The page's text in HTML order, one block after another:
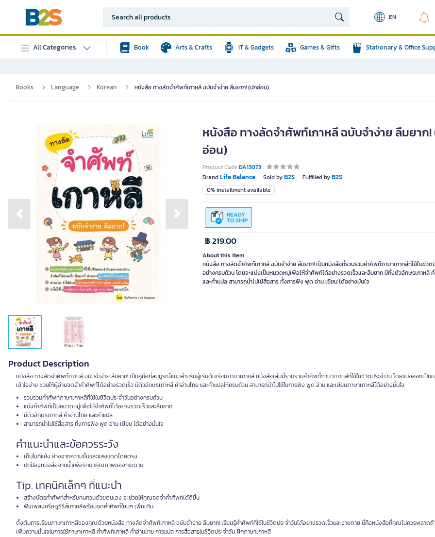
EN
All Categories Book Arts & Crafts IT & Gadgets Games & Gifts Stationary & Office
Books Language Korean หนังสือ ทางลัดจำศัพท์เกาหลี ฉบับจำง่าย ลืมยาก! (ปกอ่อน)
Previous slide Next slide
หนังสือ ทางลัดจำศัพท์เกาหลี ฉบับจำง่าย ลืมยาก
อ่อน)
Product CodeDA13073
BrandLife Balance Sold byB2S Fulfilled byB2S
0% installment available
READY
TO SHIP
฿ 219.00
About this item
หนังสือ ทางลัดจำศัพท์เกาหลี ฉบับจำง่าย ลืมยาก! เป็นหนังสือที่รวบรวมคำศัพท์ภาษาเกาหลีที่ใช้ในชีวิต
อย่างครบถ้วน โดยจะแบ่งเป็นหมวดหมู่เพื่อให้จำศัพท์ได้อย่างรวดเร็วและลืมยาก มีทั้งตัวอักษรเกาหลี ค
และคำแปล สามารถนำไปใช้สื่อสาร ทั้งการฟัง พูด อ่าน เขียน ได้อย่างมั่นใจ
Product Description
หนังสือ ทางลัดจำศัพท์เกาหลี ฉบับจำง่าย ลืมยาก! เป็นคู่มือที่สมบูรณ์แบบสำหรับผู้เริ่มต้นเรียนภาษาเกาหลี หนังสือเล่มนี้รวบรวมคำศัพท์ภาษาเกาหลีที่ใช้ในชีวิตประจำวัน โดยแบ่งออกเป็น
เข้าใจง่าย ช่วยให้ผู้อ่านจดจำคำศัพท์ได้อย่างรวดเร็ว มีตัวอักษรเกาหลี คำอ่านไทย และคำแปลให้ครบถ้วน สามารถนำไปใช้ในการฟัง พูด อ่าน และเขียนภาษาเกาหลีได้อย่างมั่นใจ
รวบรวมคำศัพท์ภาษาเกาหลีที่ใช้ในชีวิตประจำวันอย่างครบถ้วน
แบ่งคำศัพท์เป็นหมวดหมู่เพื่อให้จำศัพท์ได้อย่างรวดเร็วและลืมยาก
มีตัวอักษรเกาหลี คำอ่านไทย และคำแปล
สามารถนำไปใช้สื่อสาร ทั้งการฟัง พูด อ่าน เขียน ได้อย่างมั่นใจ
คำแนะนำและข้อควรระวัง
เก็บในที่แห้ง ห่างจากความชื้นและแสงแดดโดยตรง
ปกป้องหนังสือจากน้ำเพื่อรักษาคุณภาพของกระดาษ
Tip. เทคนิคเล็กๆ ที่แนะนำ
สร้างบัตรคำศัพท์สำหรับทบทวนด้วยตนเอง จะช่วยให้คุณจดจำคำศัพท์ได้ดีขึ้น
ฟังเพลงหรือดูซีรีส์เกาหลีพร้อมจดคำศัพท์ใหม่ๆ เพิ่มเติม
ตั้งต้นการเรียนภาษาเกาหลีของคุณด้วยหนังสือ ทางลัดจำศัพท์เกาหลี ฉบับจำง่าย ลืมยาก! เรียนรู้คำศัพท์ที่ใช้ในชีวิตประจำวันได้อย่างรวดเร็วและง่ายดาย นี่คือหนังสือที่คุณไม่ควรพลาดถ้
เพิ่มความมั่นใจในการใช้ภาษาเกาหลี คำศัพท์เกาหลี คำอ่านไทย การแปล การสื่อสารในชีวิตประจำวัน ฝึกภาษาเกาหลี